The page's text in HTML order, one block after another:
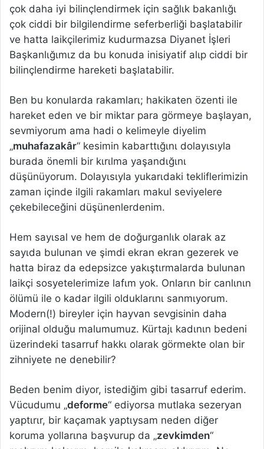
çok daha iyi bilinçlendirmek için sağlιk bakanlιğι
çok ciddi bir bilgilendirme seferberliği başlatabilir
ve hatta laikçilerimiz kudurmazsa Diyanet İşleri
Başkanlιğιmιz da bu konuda inisiyatif alιp ciddi bir
bilinçlendirme hareketi başlatabilir.
Ben bu konularda rakamlarι; hakikaten özenti ile
hareket eden ve bir miktar para görmeye başlayan,
sevmiyorum ama hadi o kelimeyle diyelim
„muhafazakâr“ kesimin kabarttιğιnι dolayιsιyla
burada önemli bir kιrιlma yaşandιğιnι
düşünüyorum. Dolayιsιyla yukarιdaki tekliflerimizin
zaman içinde ilgili rakamlarι makul seviyelere
çekebileceğini düşünenlerdenim.
Hem sayιsal ve hem de doğurganlιk olarak az
sayιda bulunan ve şimdi ekran ekran gezerek ve
hatta biraz da edepsizce yakιştιrmalarda bulunan
laikçi sosyetelerimize lafιm yok. Onlarιn bir canlιnιn
ölümü ile o kadar ilgili olduklarιnι sanmιyorum.
Modern(!) bireyler için hayvan sevgisinin daha
orijinal olduğu malumumuz. Kürtajι kadιnιn bedeni
üzerindeki tasarruf hakkι olarak görmekte olan bir
zihniyete ne denebilir?
Beden benim diyor, istediğim gibi tasarruf ederim.
Vücudumu „deforme“ ediyorsa mutlaka sezeryan
yaptιrιr, bir kaçamak yaptιysam neden diğer
koruma yollarιna başvurup da „zevkimden“